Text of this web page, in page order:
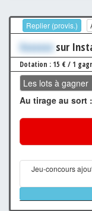
Replier (provis.)
Xxxxxxx sur
Dotation : 15 € / 1
Les lots à gagner
Au tirage au sort :
Jeu-concours